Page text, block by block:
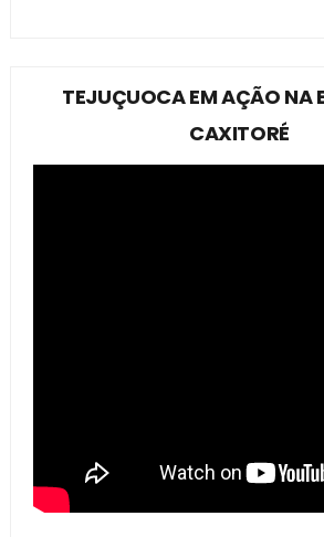
TEJUÇUOCA EM AÇÃO NA
CAXITORÉ